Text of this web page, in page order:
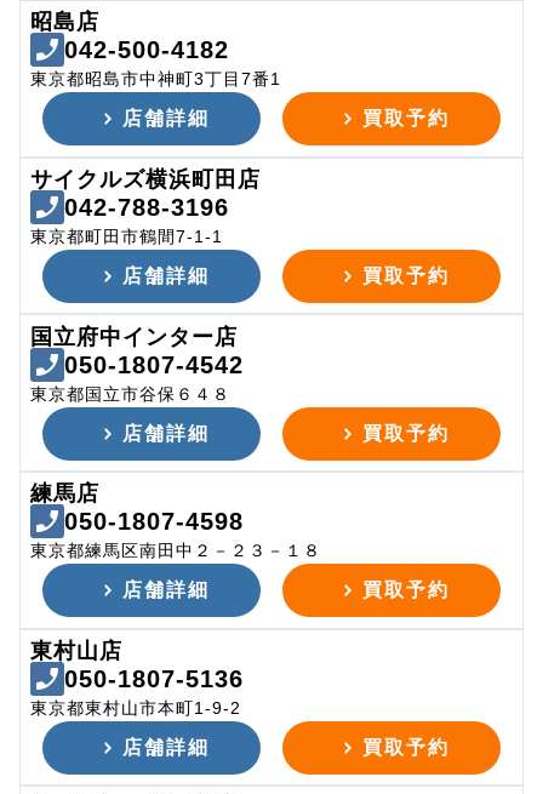
昭島店
042-500-4182
東京都昭島市中神町3丁目7番1
店舗詳細 買取予約
サイクルズ横浜町田店
042-788-3196
東京都町田市鶴間7-1-1
店舗詳細 買取予約
国立府中インター店
050-1807-4542
東京都国立市谷保６４８
店舗詳細 買取予約
練馬店
050-1807-4598
東京都練馬区南田中２－２３－１８
店舗詳細 買取予約
東村山店
050-1807-5136
東京都東村山市本町1-9-2
店舗詳細 買取予約